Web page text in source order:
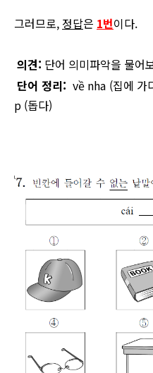
그러므로, 정답은 1번이다.
의견: 단어 의미파악을 물어
단어 정리: về nha (집에 가
p (돕다)